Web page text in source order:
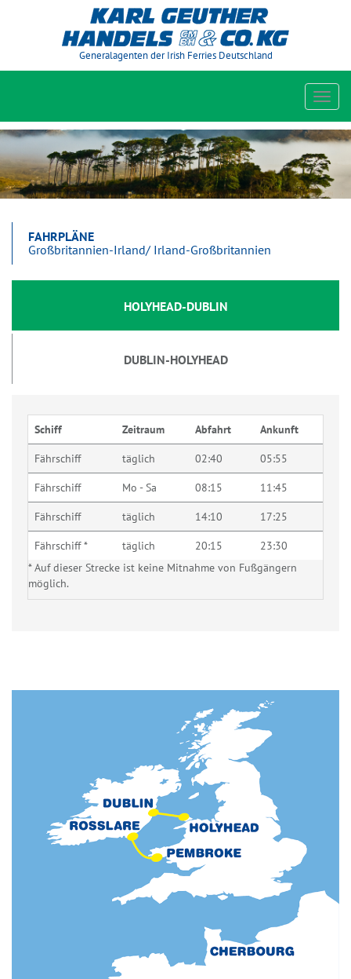
Generalagenten der Irish Ferries Deutschland
FAHRPLÄNE
Großbritannien-Irland/ Irland-Großbritannien
HOLYHEAD-DUBLIN
DUBLIN-HOLYHEAD
Schiff Zeitraum Abfahrt Ankunft
Fährschiff täglich 02:40 05:55
Fährschiff Mo - Sa 08:15 11:45
Fährschiff täglich 14:10 17:25
Fährschiff * täglich 20:15
23:30
* Auf dieser Strecke ist keine Mitnahme von Fußgängern
möglich.